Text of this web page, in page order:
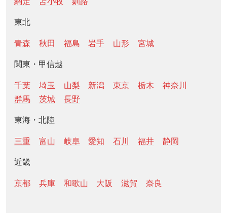
東北
青森 秋田 福島 岩手 山形 宮城
関東・甲信越
千葉 埼玉 山梨 新潟 東京 栃木
神奈川
群馬
茨城 長野
東海・北陸
三重 富山 岐阜 愛知 石川 福井 静岡
近畿
京都 兵庫 和歌山 大阪 滋賀 奈良